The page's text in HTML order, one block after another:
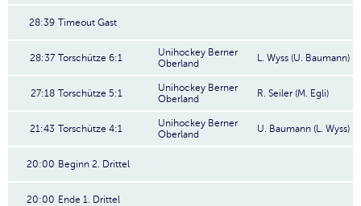
28:39 Timeout Gast
28:37 Torschütze 6:1
Unihockey Berner
Oberland
L. Wyss (U. Baumann)
27:18 Torschütze 5:1
Unihockey Berner
Oberland
R. Seiler (M. Egli)
21:43 Torschütze 4:1
Unihockey Berner
Oberland
U. Baumann (L. Wyss)
20:00 Beginn 2. Drittel
20:00 Ende 1. Drittel